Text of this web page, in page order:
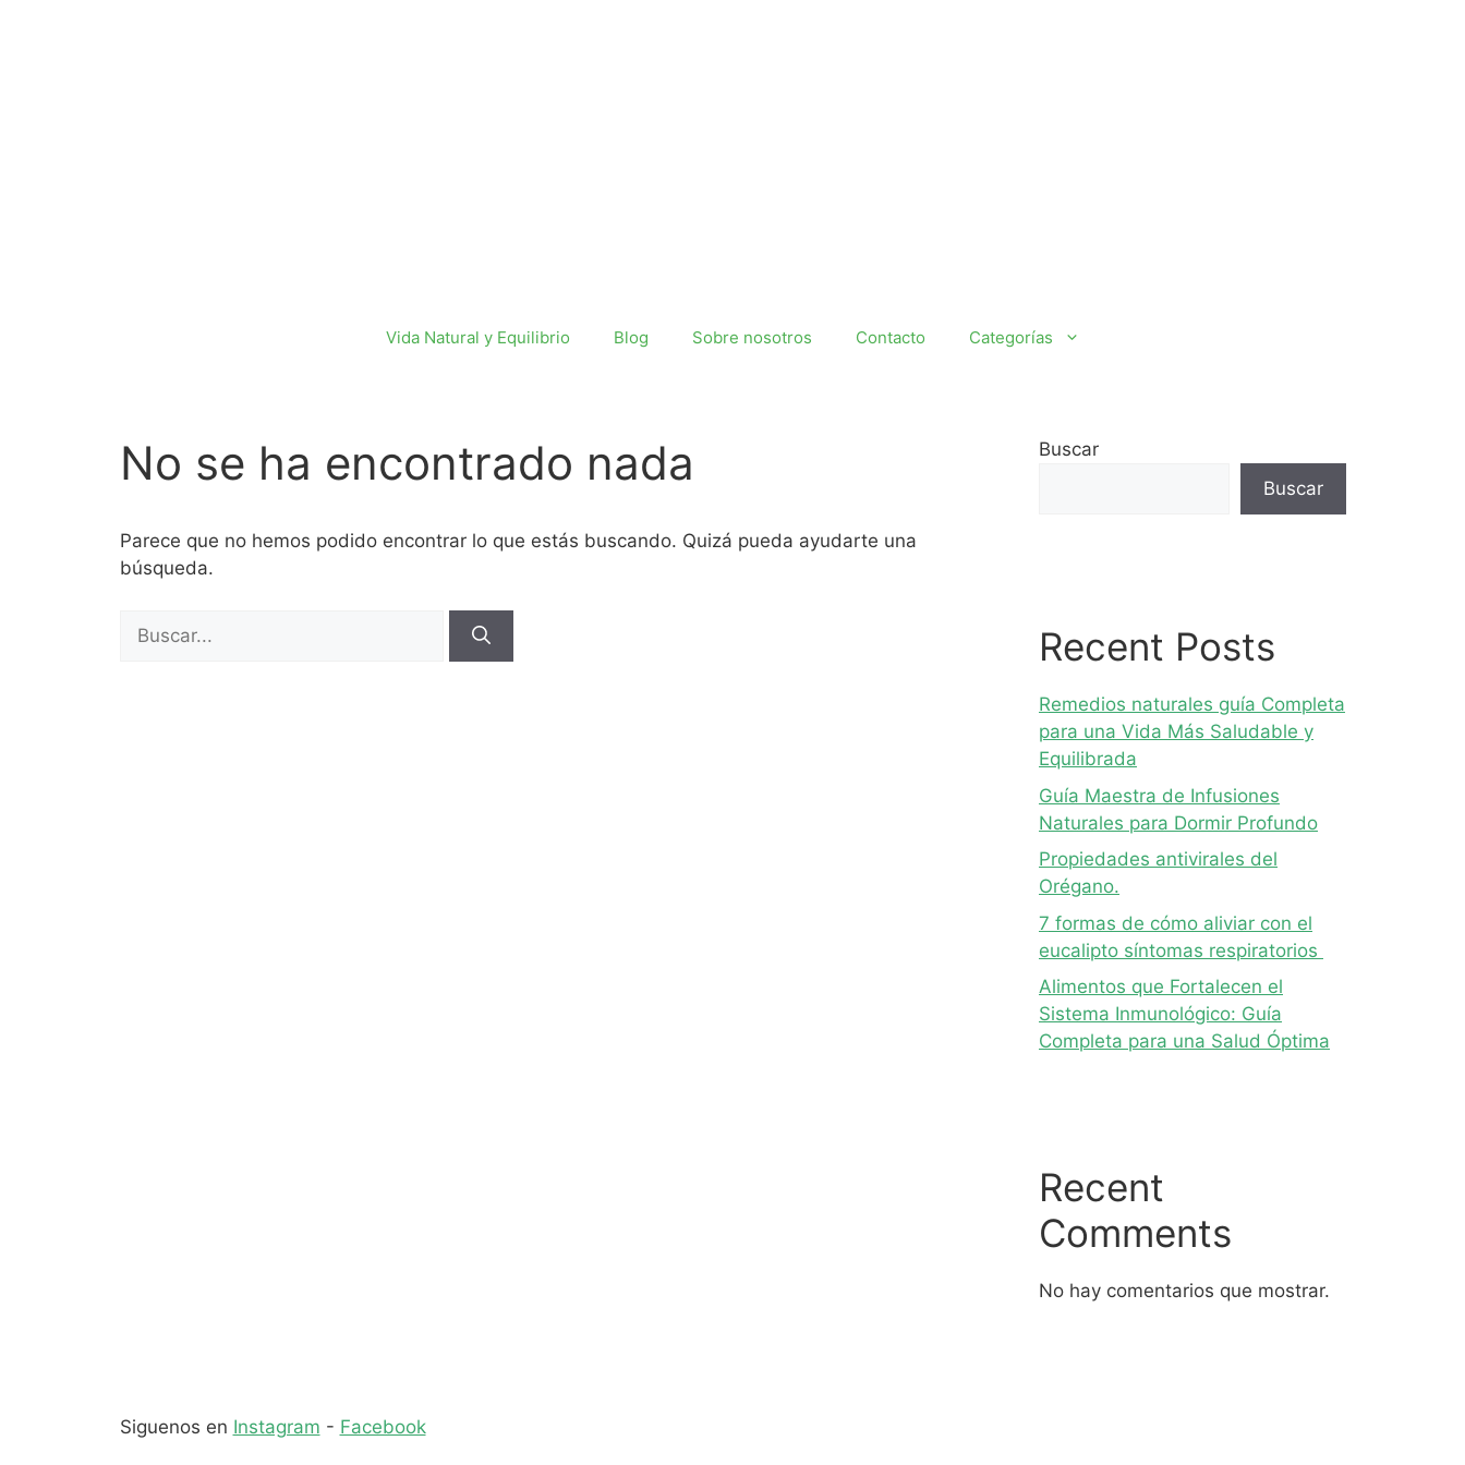
Vida Natural y Equilibrio Blog Sobre nosotros Contacto Categorías
No se ha encontrado nada
Parece que no hemos podido encontrar lo que estás buscando. Quizá pueda ayudarte una
búsqueda.
Buscar
Buscar
Recent Posts
Remedios naturales guía Completa
para una Vida Más Saludable y
Equilibrada
Guía Maestra de Infusiones
Naturales para Dormir Profundo
Propiedades antivirales del
Orégano.
7 formas de cómo aliviar con el
eucalipto síntomas respiratorios
Alimentos que Fortalecen el
Sistema Inmunológico: Guía
Completa para una Salud Óptima
Recent
Comments
No hay comentarios que mostrar.
Siguenos en Instagram - Facebook